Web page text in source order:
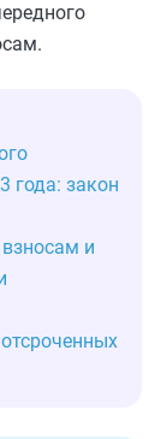
года: закон
и